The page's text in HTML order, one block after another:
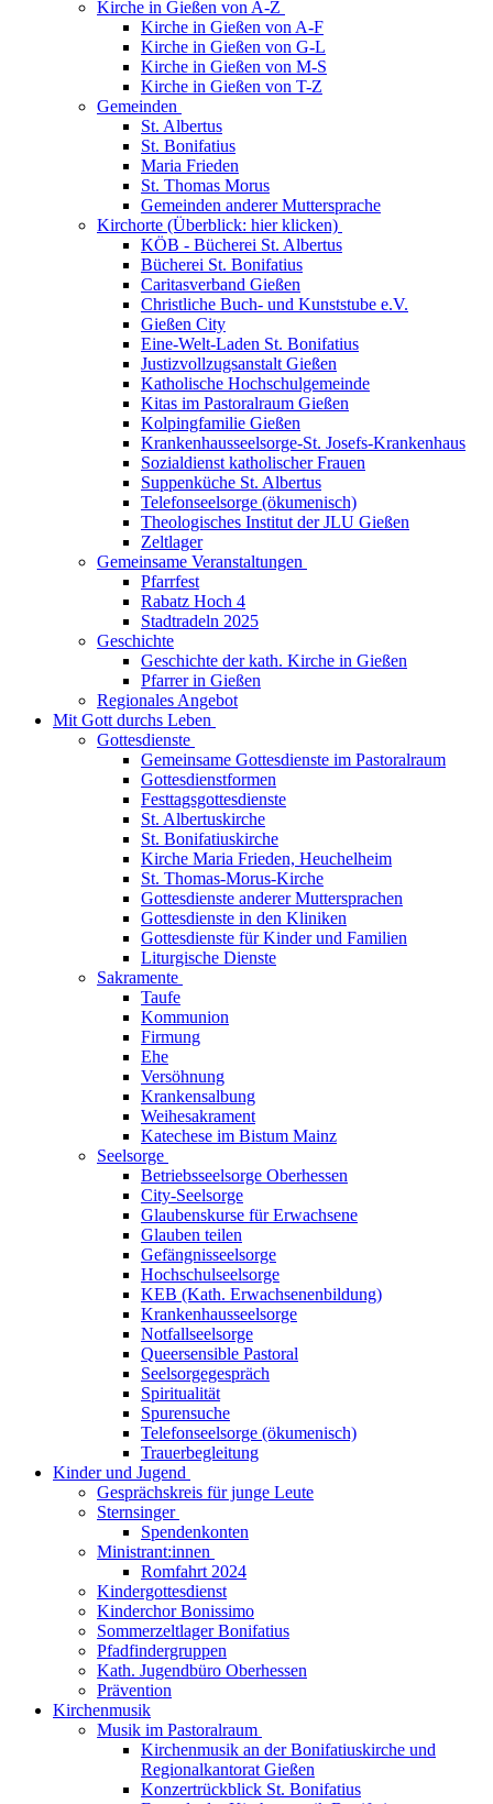
Kirche in Gießen von A-Z
Kirche in Gießen von A-F
Kirche in Gießen von G-L
Kirche in Gießen von M-S
Kirche in Gießen von T-Z
Gemeinden
St. Albertus
St. Bonifatius
Maria Frieden
St. Thomas Morus
Gemeinden anderer Muttersprache
Kirchorte (Überblick: hier klicken)
KÖB - Bücherei St. Albertus
Bücherei St. Bonifatius
Caritasverband Gießen
Christliche Buch- und Kunststube e.V.
Gießen City
Eine-Welt-Laden St. Bonifatius
Justizvollzugsanstalt Gießen
Katholische Hochschulgemeinde
Kitas im Pastoralraum Gießen
Kolpingfamilie Gießen
Krankenhausseelsorge-St. Josefs-Krankenhaus
Sozialdienst katholischer Frauen
Suppenküche St. Albertus
Telefonseelsorge (ökumenisch)
Theologisches Institut der JLU Gießen
Zeltlager
Gemeinsame Veranstaltungen
Pfarrfest
Rabatz Hoch 4
Stadtradeln 2025
Geschichte
Geschichte der kath. Kirche in Gießen
Pfarrer in Gießen
Regionales Angebot
Mit Gott durchs Leben
Gottesdienste
Gemeinsame Gottesdienste im Pastoralraum
Gottesdienstformen
Festtagsgottesdienste
St. Albertuskirche
St. Bonifatiuskirche
Kirche Maria Frieden, Heuchelheim
St. Thomas-Morus-Kirche
Gottesdienste anderer Muttersprachen
Gottesdienste in den Kliniken
Gottesdienste für Kinder und Familien
Liturgische Dienste
Sakramente
Taufe
Kommunion
Firmung
Ehe
Versöhnung
Krankensalbung
Weihesakrament
Katechese im Bistum Mainz
Seelsorge
Betriebsseelsorge Oberhessen
City-Seelsorge
Glaubenskurse für Erwachsene
Glauben teilen
Gefängnisseelsorge
Hochschulseelsorge
KEB (Kath. Erwachsenenbildung)
Krankenhausseelsorge
Notfallseelsorge
Queersensible Pastoral
Seelsorgegespräch
Spiritualität
Spurensuche
Telefonseelsorge (ökumenisch)
Trauerbegleitung
Kinder und Jugend
Gesprächskreis für junge Leute
Sternsinger
Spendenkonten
Ministrant:innen
Romfahrt 2024
Kindergottesdienst
Kinderchor Bonissimo
Sommerzeltlager Bonifatius
Pfadfindergruppen
Kath. Jugendbüro Oberhessen
Prävention
Kirchenmusik
Musik im Pastoralraum
Kirchenmusik an der Bonifatiuskirche und
Regionalkantorat Gießen
Konzertrückblick St. Bonifatius